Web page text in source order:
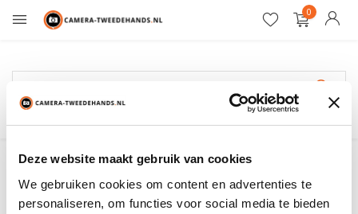
Deze website maakt gebruik van cookies
We gebruiken cookies om content en advertenties te
personaliseren, om functies voor social media te bieden
0
Feisol
Filter Sorteren op: